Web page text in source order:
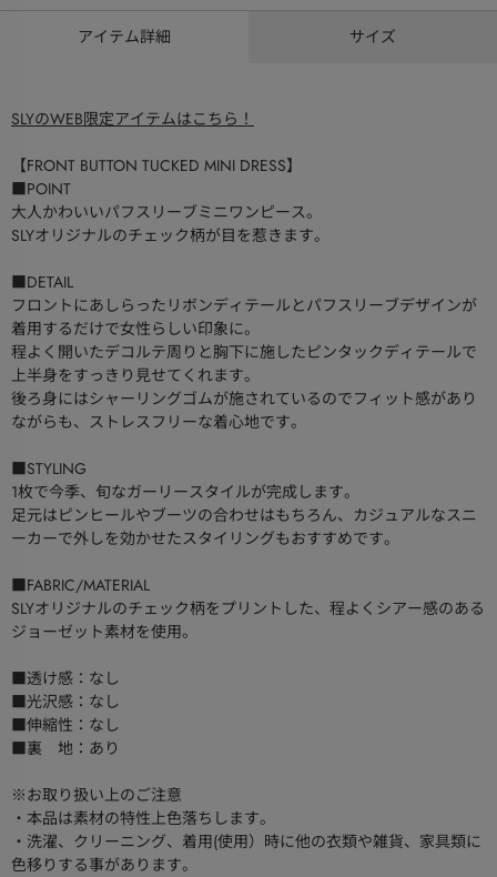
アイテム詳細 サイズ
SLYのWEB限定アイテムはこちら！
【FRONT BUTTON TUCKED MINI DRESS】
■POINT
大人かわいいパフスリーブミニワンピース。
SLYオリジナルのチェック柄が目を惹きます。
■DETAIL
フロントにあしらったリボンディテールとパフスリーブデザインが
着用するだけで女性らしい印象に。
程よく開いたデコルテ周りと胸下に施したピンタックディテールで
上半身をすっきり見せてくれます。
後ろ身にはシャーリングゴムが施されているのでフィット感があり
ながらも、ストレスフリーな着心地です。
■STYLING
1枚で今季、旬なガーリースタイルが完成します。
足元はピンヒールやブーツの合わせはもちろん、カジュアルなスニ
ーカーで外しを効かせたスタイリングもおすすめです。
■FABRIC/MATERIAL
SLYオリジナルのチェック柄をプリントした、程よくシアー感のある
ジョーゼット素材を使用。
■透け感：なし
■光沢感：なし
■伸縮性：なし
■裏 地：あり
※お取り扱い上のご注意
・本品は素材の特性上色落ちします。
・洗濯、クリーニング、着用(使用）時に他の衣類や雑貨、家具類に
色移りする事があります。